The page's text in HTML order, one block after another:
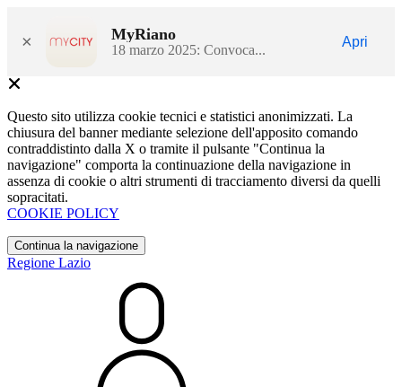
× MyRiano
18 marzo 2025: Convoca...
Apri
Questo sito utilizza cookie tecnici e statistici anonimizzati. La
chiusura del banner mediante selezione dell'apposito comando
contraddistinto dalla X o tramite il pulsante "Continua la
navigazione" comporta la continuazione della navigazione in
assenza di cookie o altri strumenti di tracciamento diversi da quelli
sopracitati.
COOKIE POLICY
Continua la navigazione
Regione Lazio